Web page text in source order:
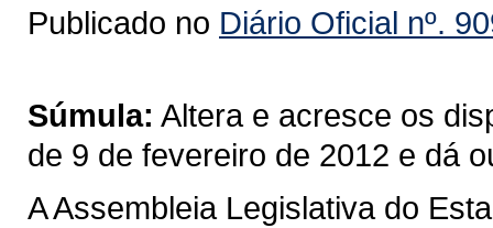
Publicado no Diário Oficial nº.
Súmula: Altera e acresce os
de 9 de fevereiro de 2012 e dá
A Assembleia Legislativa do